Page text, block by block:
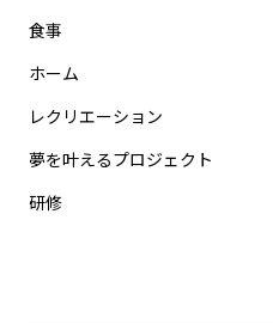
食事
ホーム
レクリエーション
夢を叶えるプロジェクト
研修